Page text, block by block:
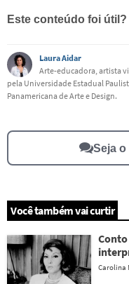
Este conteúdo foi útil?
Este conteúdo contém
Este conteúdo não
Laura Aidar
Arte-educadora, artista
pela Universidade Estadual
Panamericana de Arte e Design.
Seja
Você também vai curtir
Carolina